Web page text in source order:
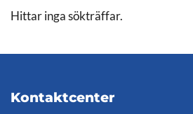
Hittar inga sökträffar.
Kontaktcenter